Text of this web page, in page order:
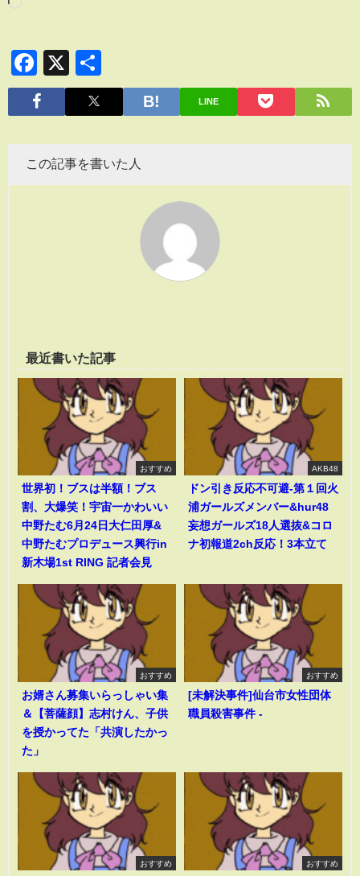
Facebook
X
有
LINE
この記事を書いた人
最近書いた記事
おすすめ
世界初！ブスは半額！ブス
割、大爆笑！宇宙一かわいい
中野たむ6月24日大仁田厚&
中野たむプロデュース興行in
新木場1st RING 記者会見
AKB48
ドン引き反応不可避-第１回火
浦ガールズメンバー&hur48
妄想ガールズ18人選抜&コロ
ナ初報道2ch反応！3本立て
おすすめ
お婿さん募集いらっしゃい集
＆【菩薩顔】志村けん、子供
を授かってた「共演したかっ
た」
おすすめ
[未解決事件]仙台市女性団体
職員殺害事件 -
おすすめ おすすめ